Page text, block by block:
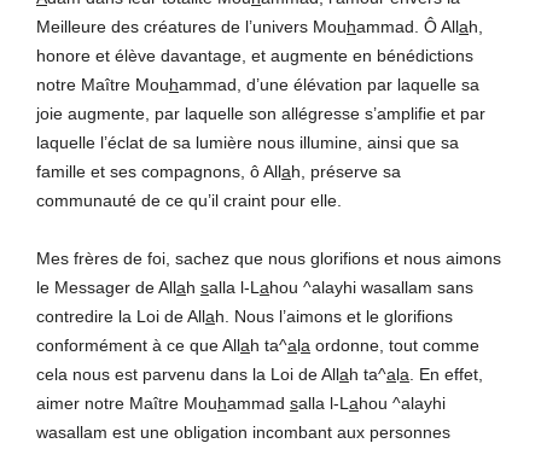
Meilleure des créatures de l’univers Mouhammad. Ô Allah,
honore et élève davantage, et augmente en bénédictions
notre Maître Mouhammad, d’une élévation par laquelle sa
joie augmente, par laquelle son allégresse s’amplifie et par
laquelle l’éclat de sa lumière nous illumine, ainsi que sa
famille et ses compagnons, ô Allah, préserve sa
communauté de ce qu’il craint pour elle.
Mes frères de foi, sachez que nous glorifions et nous aimons
le Messager de Allah salla l-L ahou ^alayhi wasallam sans
contredire la Loi de Allah. Nous l’aimons et le glorifions
conformément à ce que Allah ta^ala ordonne, tout comme
cela nous est parvenu dans la Loi de Allah ta^ala . En effet,
aimer notre Maître Mouhammad salla l-L ahou ^alayhi
wasallam est une obligation incombant aux personnes